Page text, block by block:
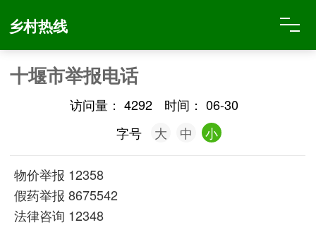
乡村热线
十堰市举报电话
访问量： 4292 时间： 06-30
字号
大 中 小
物价举报 12358
假药举报 8675542
法律咨询 12348